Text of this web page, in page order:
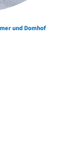
und Domhof